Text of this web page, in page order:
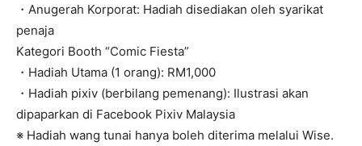
・Anugerah Korporat: Hadiah disediakan oleh syarikat
penaja
Kategori Booth “Comic Fiesta”
・Hadiah Utama (1 orang): RM1,000
・Hadiah pixiv (berbilang pemenang): Ilustrasi akan
dipaparkan di Facebook Pixiv Malaysia
※ Hadiah wang tunai hanya boleh diterima melalui Wise.